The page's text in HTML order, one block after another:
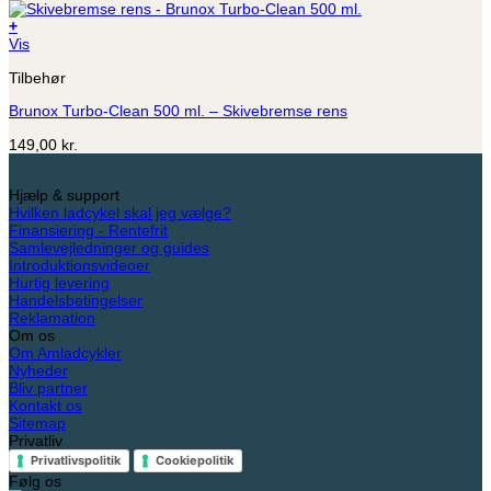
+
Vis
Tilbehør
Brunox Turbo-Clean 500 ml. – Skivebremse rens
149,00 kr.
Hjælp & support
Hvilken ladcykel skal jeg vælge?
Finansiering - Rentefrit
Samlevejledninger og guides
Introduktionsvideoer
Hurtig levering
Handelsbetingelser
Reklamation
Om os
Om Amladcykler
Nyheder
Bliv partner
Kontakt os
Sitemap
Privatliv
Privatlivspolitik Cookiepolitik
Følg os